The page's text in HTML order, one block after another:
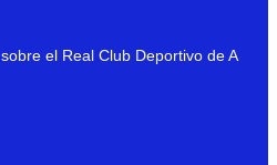
sobre el Real Club Deportivo de A